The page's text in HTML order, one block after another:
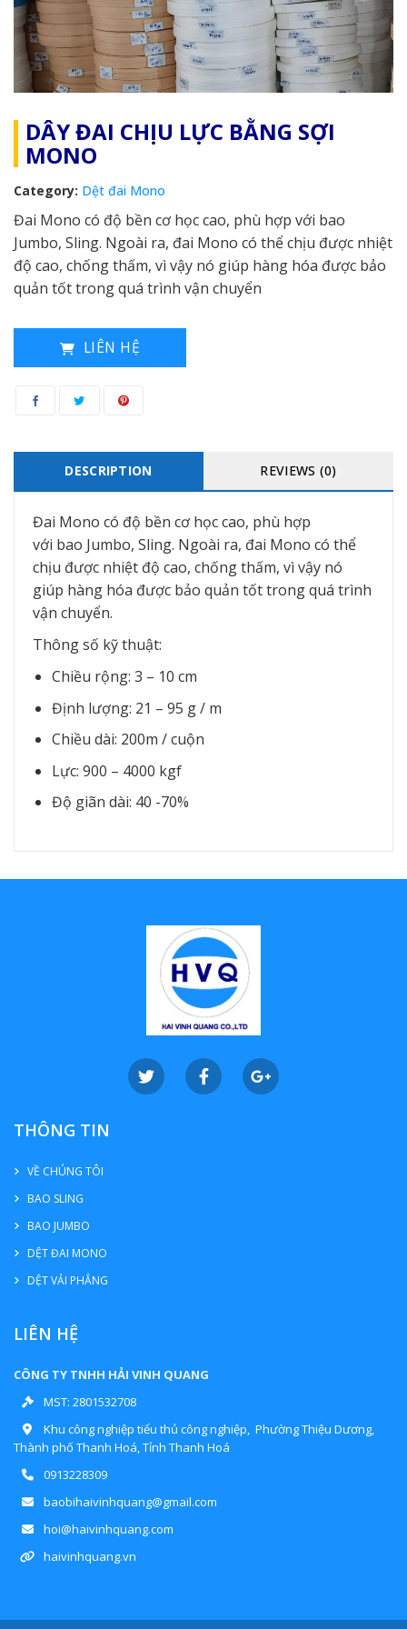
DÂY ĐAI CHỊU LỰC BẰNG SỢI
MONO
Category: Dệt đai Mono
Đai Mono có độ bền cơ học cao, phù hợp với bao
Jumbo, Sling. Ngoài ra, đai Mono có thể chịu được nhiệt
độ cao, chống thấm, vì vậy nó giúp hàng hóa được bảo
quản tốt trong quá trình vận chuyển
LIÊN HỆ
DESCRIPTION REVIEWS (0)
Đai Mono có độ bền cơ học cao, phù hợp
với bao Jumbo, Sling. Ngoài ra, đai Mono có thể
chịu được nhiệt độ cao, chống thấm, vì vậy nó
giúp hàng hóa được bảo quản tốt trong quá trình
vận chuyển.
Thông số kỹ thuật:
Chiều rộng: 3 – 10 cm
Định lượng: 21 – 95 g / m
Chiều dài: 200m / cuộn
Lực: 900 – 4000 kgf
Độ giãn dài: 40 -70%
THÔNG TIN
VỀ CHÚNG TÔI
BAO SLING
BAO JUMBO
DỆT ĐAI MONO
DỆT VẢI PHẲNG
LIÊN HỆ
CÔNG TY TNHH HẢI VINH QUANG
MST: 2801532708
Khu công nghiệp tiểu thủ công nghiệp, Phường Thiệu Dương,
Thành phố Thanh Hoá, Tỉnh Thanh Hoá
0913228309
baobihaivinhquang@gmail.com
hoi@haivinhquang.com
haivinhquang.vn